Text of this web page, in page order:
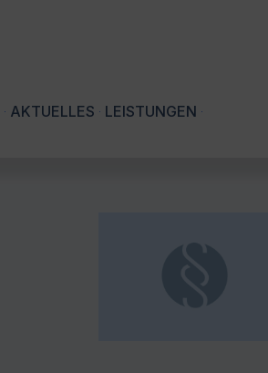
AKTUELLES LEISTUNGEN